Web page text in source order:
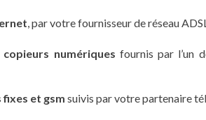
, par votre fournisseur de réseau
numériques fournis par l’un
fixes et gsm suivis par votre partenaire